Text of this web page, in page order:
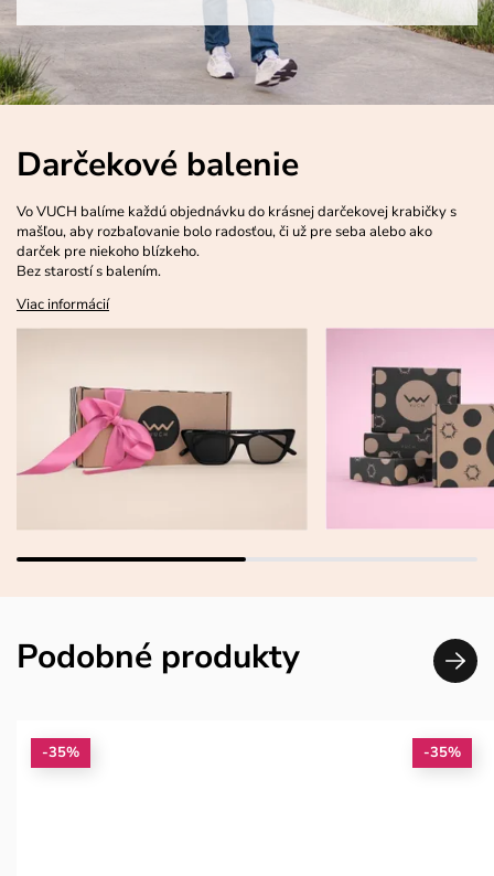
Darčekové balenie
Vo VUCH balíme každú objednávku do krásnej darčekovej krabičky s
mašľou, aby rozbaľovanie bolo radosťou, či už pre seba alebo ako
darček pre niekoho blízkeho.
Bez starostí s balením.
Viac informácií
Podobné produkty
-35% -35%